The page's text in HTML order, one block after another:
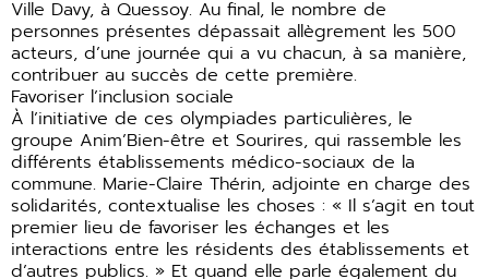
Ville Davy, à Quessoy. Au final, le nombre de
personnes présentes dépassait allègrement les 500
acteurs, d’une journée qui a vu chacun, à sa manière,
contribuer au succès de cette première.
Favoriser l’inclusion sociale
À l’initiative de ces olympiades particulières, le
groupe Anim’Bien-être et Sourires, qui rassemble les
différents établissements médico-sociaux de la
commune. Marie-Claire Thérin, adjointe en charge des
solidarités, contextualise les choses : « Il s’agit en tout
premier lieu de favoriser les échanges et les
interactions entre les résidents des établissements et
d’autres publics. » Et quand elle parle également du